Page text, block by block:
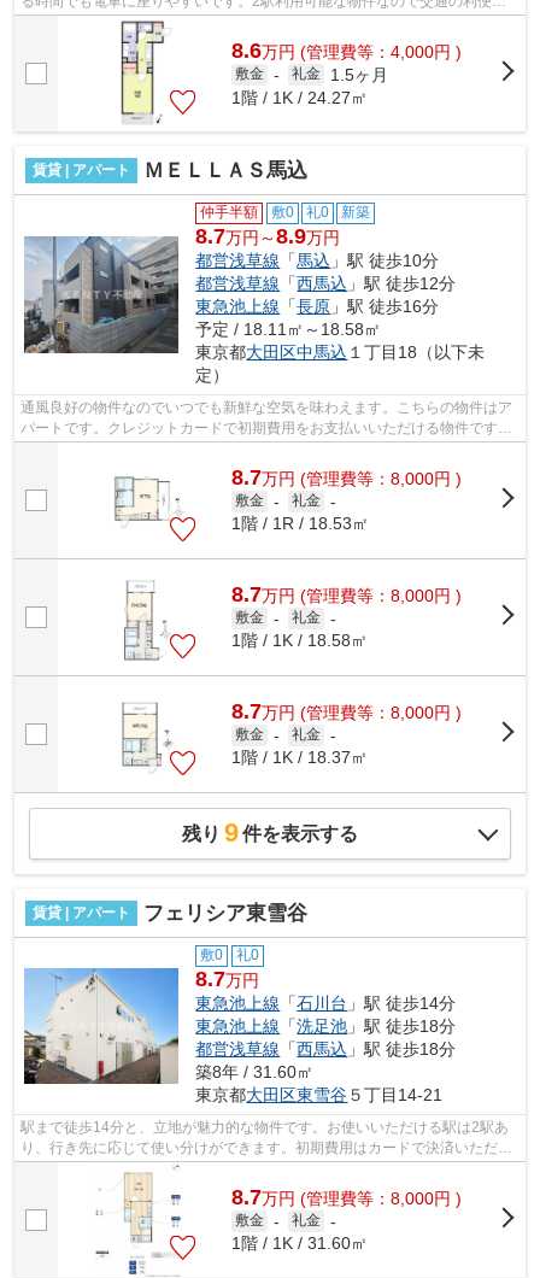
が良いのが魅力です。こちらの物件はア...
8.6万円 (管理費等：4,000円 )
敷金 - 礼金
1.5ヶ月
1階 / 1K / 24.27㎡
賃貸 | アパート ＭＥＬＬＡＳ馬込
仲手半額 敷0 礼0 新築
8.7万円～8.9万円
都営浅草線 「馬込 」駅 徒歩10分
都営浅草線 「西馬込 」駅 徒歩12分
東急池上線 「長原 」駅 徒歩16分
予定 / 18.11㎡～18.58㎡
東京都大田区中馬込 １丁目18（以下未
定）
通風良好の物件なのでいつでも新鮮な空気を味わえます。こちらの物件はア
パートです。クレジットカードで初期費用をお支払いいただける物件です。
8.7万円 (管理費等：8,000円 )
敷金 - 礼金 -
1階 / 1R / 18.53㎡
8.7万円 (管理費等：8,000円 )
敷金 - 礼金 -
1階 / 1K / 18.58㎡
8.7万円 (管理費等：8,000円 )
敷金 - 礼金 -
1階 / 1K / 18.37㎡
残り 9件を表示する
賃貸 | アパート フェリシア東雪谷
敷0 礼0
8.7万円
東急池上線 「石川台 」駅 徒歩14分
東急池上線 「洗足池 」駅 徒歩18分
都営浅草線 「西馬込 」駅 徒歩18分
築8年 / 31.60㎡
東京都大田区東雪谷５丁目14-21
駅まで徒歩14分と、立地が魅力的な物件です。お使いいただける駅は2駅あ
り、行き先に応じて使い分けができます。初期費用はカードで決済いただけ
ます。平坦な場所にある物件なら毎日の...
8.7万円 (管理費等：8,000円 )
敷金 - 礼金 -
1階 / 1K / 31.60㎡